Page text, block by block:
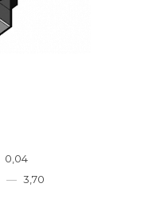
0,04
— 3,70